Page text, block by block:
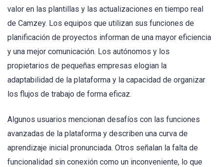
valor en las plantillas y las actualizaciones en tiempo real
de Camzey. Los equipos que utilizan sus funciones de
planificación de proyectos informan de una mayor eficiencia
y una mejor comunicación. Los autónomos y los
propietarios de pequeñas empresas elogian la
adaptabilidad de la plataforma y la capacidad de organizar
los flujos de trabajo de forma eficaz.
Algunos usuarios mencionan desafíos con las funciones
avanzadas de la plataforma y describen una curva de
aprendizaje inicial pronunciada. Otros señalan la falta de
funcionalidad sin conexión como un inconveniente, lo que